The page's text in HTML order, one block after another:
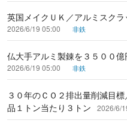
英国メイクＵＫ／アルミスク
2026/6/19 05:00 非鉄
仏大手アルミ製錬を３５００
2026/6/19 05:00 非鉄
３０年のＣＯ２排出量削減目
品１トン当たり３トン
2026/6/